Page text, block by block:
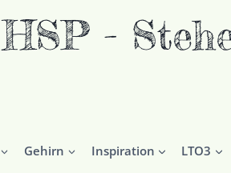
-
Gehirn Inspiration LTO3